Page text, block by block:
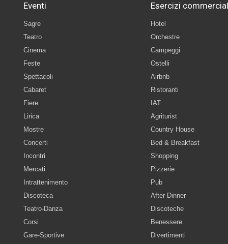
Eventi
Sagre
Teatro
Cinema
Feste
Spettacoli
Cabaret
Fiere
Lirica
Mostre
Concerti
Incontri
Mercati
Intrattenimento
Discoteca
Teatro-Danza
Corsi
Gare-Sportive
Esercizi
Hotel
Orchestre
Campeggi
Ostelli
Airbnb
Ristoranti
IAT
Agriturist
Country House
Bed & Breakfast
Shopping
Pizzerie
Pub
After Dinner
Discoteche
Benessere
Divertimenti